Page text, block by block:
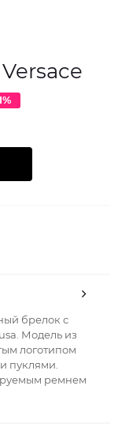
брелок с
Модель из
логотипом
пуклями.
ремнем